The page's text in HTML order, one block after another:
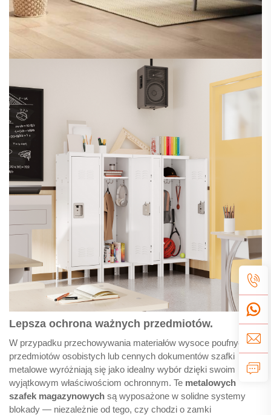
Lepsza ochrona ważnych przedmiotów.
W przypadku przechowywania materiałów wysoce poufnych,
przedmiotów osobistych lub cennych dokumentów szafki
metalowe wyróżniają się jako idealny wybór dzięki swoim
wyjątkowym właściwościom ochronnym. Te metalowych
szafek magazynowych są wyposażone w solidne systemy
blokady — niezależnie od tego, czy chodzi o zamki